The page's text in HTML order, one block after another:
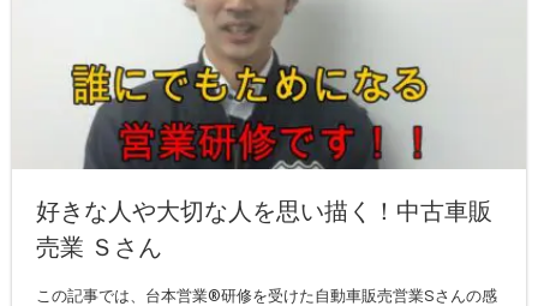
好きな人や大切な人を思い描く！中古車販
売業 Ｓさん
この記事では、台本営業®研修を受けた自動車販売営業Sさんの感